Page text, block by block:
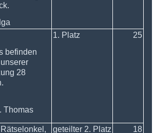
befinden
28
Thomas
1. Platz 25
geteilter 2. Platz 18